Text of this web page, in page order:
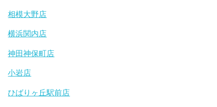
相模大野店
横浜関内店
神田神保町店
小岩店
ひばりヶ丘駅前店